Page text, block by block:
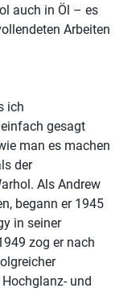
auch in Öl – es
Arbeiten
ich
gesagt
man es machen
der
Als Andrew
begann er 1945
in seiner
zog er nach
und